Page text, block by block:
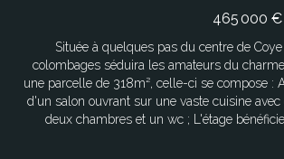
465 000 €
Située à quelques pas du centre de
colombages séduira les amateurs du
une parcelle de 318m², celle-ci se compose :
d'un salon ouvrant sur une vaste cuisine
deux chambres et un wc ; L'étage